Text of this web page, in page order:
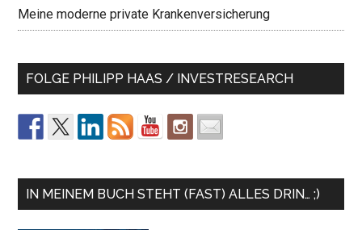
Meine moderne private Krankenversicherung
FOLGE PHILIPP HAAS / INVESTRESEARCH
IN MEINEM BUCH STEHT (FAST) ALLES DRIN… ;)